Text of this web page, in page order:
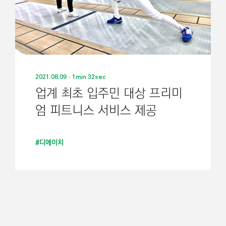
2021.08.09 1min 32sec
업계 최초 입주민 대상 프리미
엄 피트니스 서비스 제공
#디에이치